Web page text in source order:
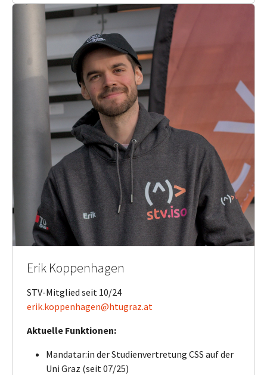
Erik Koppenhagen
STV-Mitglied seit 10/24
erik.koppenhagen@htugraz.at
Aktuelle Funktionen:
Mandatar:in der Studienvertretung CSS auf der
Uni Graz (seit 07/25)